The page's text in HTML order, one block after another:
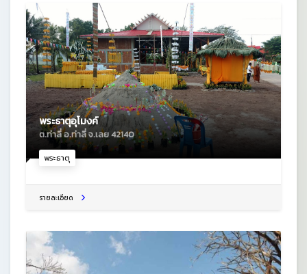
พระธาตุ
พระธาตุอุโมงค์
ต.ท่าลี่ อ.ท่าลี่ จ.เลย 42140
รายละเอียด